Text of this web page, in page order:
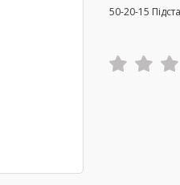
50-20-15